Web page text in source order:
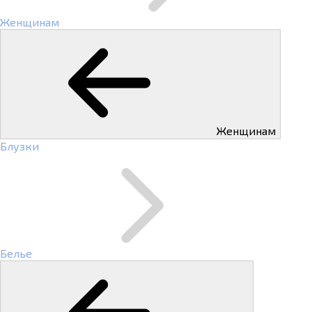
Женщинам
Женщинам
Блузки
Белье